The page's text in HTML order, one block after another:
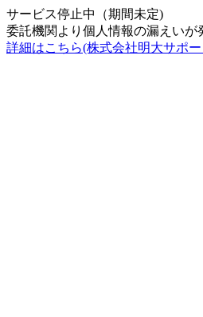
サービス停止中（期間未定)
委託機関より個人情報の漏えいが
詳細はこちら(株式会社明大サポ